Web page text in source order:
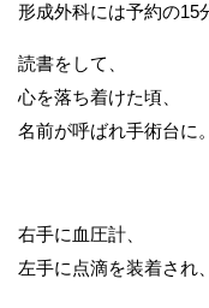
形成外科には予約の15
読書をして、
心を落ち着けた頃、
名前が呼ばれ手術台に。
右手に血圧計、
左手に点滴を装着され、